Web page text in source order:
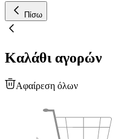
Πίσω
Καλάθι αγορών
Αφαίρεση όλων